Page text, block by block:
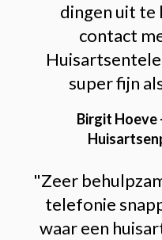
dingen uit te
contact
super fijn
Birgit Hoeve
"Zeer
telefonie
waar een